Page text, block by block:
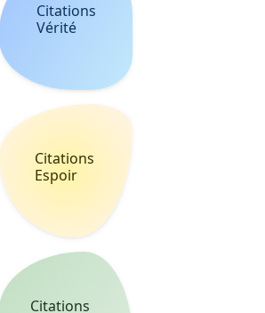
Citations
Déception
Citations
Bonheur
Citations
Souvenir